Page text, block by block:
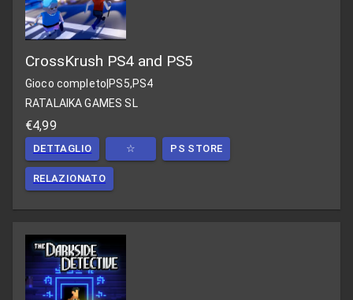
CrossKrush PS4 and PS5
Gioco completo PS5,PS4
RATALAIKA GAMES SL
€4,99
DETTAGLIO ☆ PS STORE
RELAZIONATO